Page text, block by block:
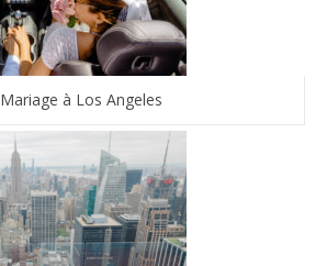
Mariage à Los Angeles